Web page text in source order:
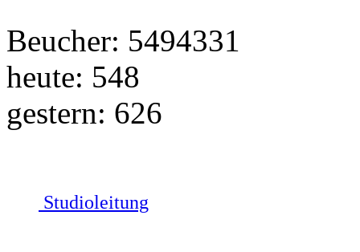
Beucher: 5494331
heute: 548
gestern: 626
Studioleitung